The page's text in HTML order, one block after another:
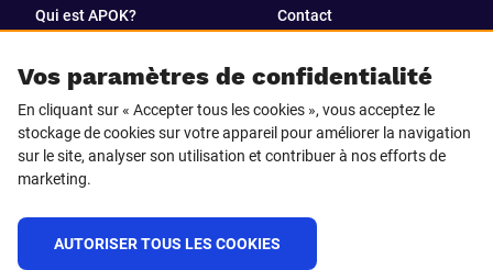
Vos paramètres de confidentialité
En cliquant sur « Accepter tous les cookies », vous acceptez le
stockage de cookies sur votre appareil pour améliorer la navigation
sur le site, analyser son utilisation et contribuer à nos efforts de
marketing.
AUTORISER TOUS LES COOKIES
Qui est APOK? Contact
SUIVEZ-NOUS SUR
Facebook LinkedIn